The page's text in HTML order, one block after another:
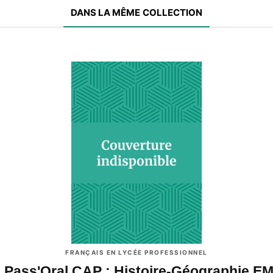
DANS LA MÊME COLLECTION
FRANÇAIS EN LYCÉE PROFESSIONNEL